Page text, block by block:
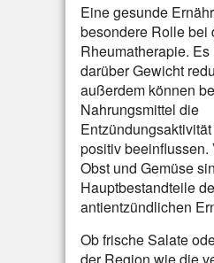
Eine gesunde
besondere Rolle bei
Rheumatherapie. Es
darüber Gewicht
außerdem können
Nahrungsmittel die
positiv beeinflussen.
Obst und Gemüse
Hauptbestandteile
antientzündlichen
Ob frische Salate